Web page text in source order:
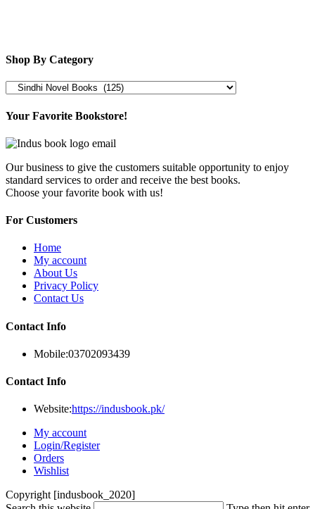
Shop By Category
Your Favorite Bookstore!
Our business to give the customers suitable opportunity to enjoy
standard services to order and receive the best books.
Choose your favorite book with us!
For Customers
Home
My account
About Us
Privacy Policy
Contact Us
Contact Info
Mobile:03702093439
Contact Info
Website:https://indusbook.pk/
My account
Login/Register
Orders
Wishlist
Copyright [indusbook_2020]